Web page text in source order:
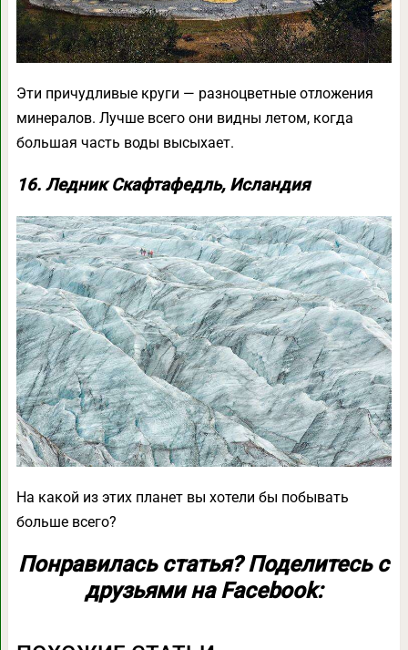
Эти причудливые круги — разноцветные отложения
минералов. Лучше всего они видны летом, когда
большая часть воды высыхает.
16. Ледник Скафтафедль, Исландия
На какой из этих планет вы хотели бы побывать
больше всего?
Понравилась статья? Поделитесь с
друзьями на Facebook: